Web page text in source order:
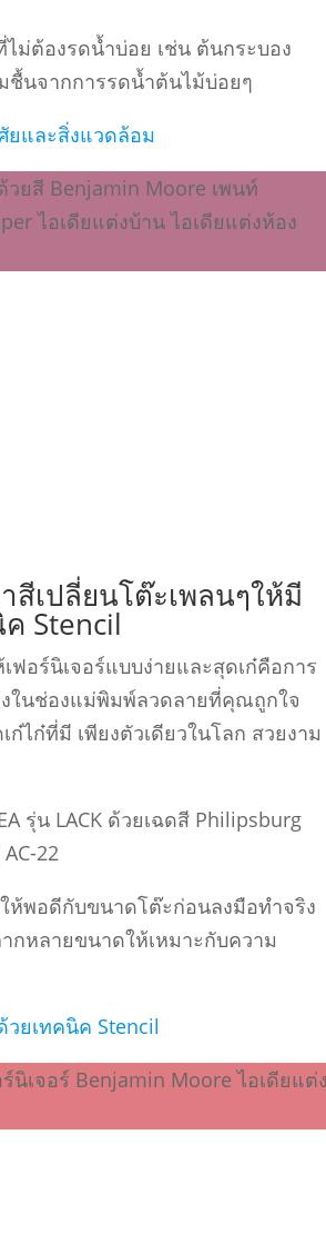
ม่ต้องรดนํ้าบ่อย เช่น ต้นกระบอง
ชื้นจากการรดนํ้าต้นไม้บ่อยๆ
ยและสิ่งแวดล้อม
สีเปลี่ยนโต๊ะเพลนๆให้มี
Stencil
ฟอร์นิเจอร์แบบง่ายและสุดเก๋คือการ
ในช่องแม่พิมพ์ลวดลายที่คุณถูกใจ
ไก๋ที่มี เพียงตัวเดียวในโลก สวยงาม
รุ่น LACK ด้วยเฉดสี Philipsburg
22
ห้พอดีกับขนาดโต๊ะก่อนลงมือทําจริง
กหลายขนาดให้เหมาะกับความ
ยเทคนิค Stencil